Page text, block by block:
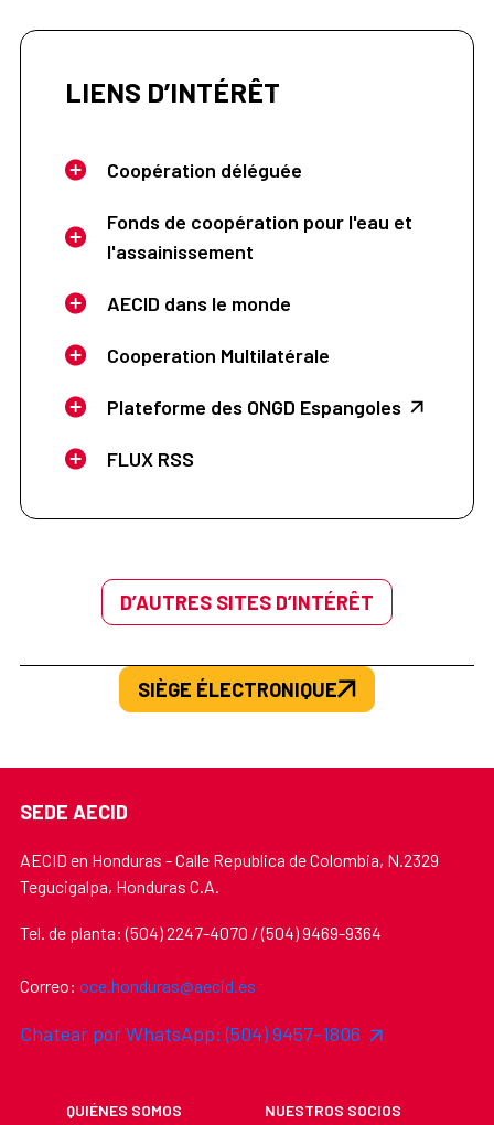
LIENS D’INTÉRÊT
Coopération déléguée
Fonds de coopération pour l'eau et
l'assainissement
AECID dans le monde
Cooperation Multilatérale
Plateforme des ONGD Espangoles
FLUX RSS
D’AUTRES SITES D’INTÉRÊT
SIÈGE ÉLECTRONIQUE
SEDE AECID
AECID en Honduras - Calle Republica de Colombia, N.2329
Tegucigalpa, Honduras C.A.
Tel. de planta: (504) 2247-4070 / (504) 9469-9364
Correo: oce.honduras@aecid.es
Chatear por WhatsApp: (504) 9457-1806
QUIÉNES SOMOS
NUESTROS SOCIOS